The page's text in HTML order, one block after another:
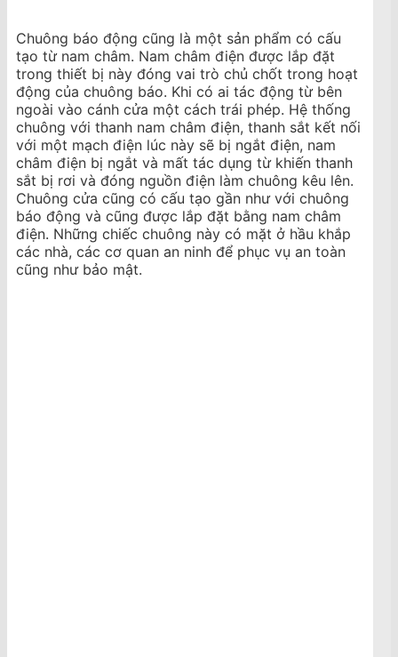
Chuông báo động cũng là một sản phẩm có cấu
tạo từ nam châm. Nam châm điện được lắp đặt
trong thiết bị này đóng vai trò chủ chốt trong hoạt
động của chuông báo. Khi có ai tác động từ bên
ngoài vào cánh cửa một cách trái phép. Hệ thống
chuông với thanh nam châm điện, thanh sắt kết nối
với một mạch điện lúc này sẽ bị ngắt điện, nam
châm điện bị ngắt và mất tác dụng từ khiến thanh
sắt bị rơi và đóng nguồn điện làm chuông kêu lên.
Chuông cửa cũng có cấu tạo gần như với chuông
báo động và cũng được lắp đặt bằng nam châm
điện. Những chiếc chuông này có mặt ở hầu khắp
các nhà, các cơ quan an ninh để phục vụ an toàn
cũng như bảo mật.